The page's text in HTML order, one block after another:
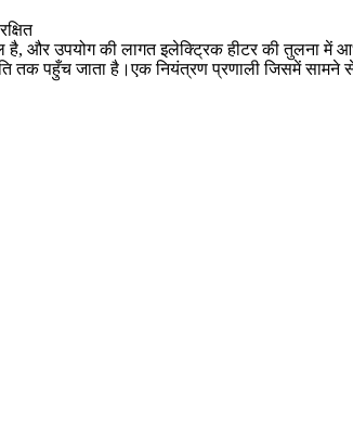
है, और उपयोग की लागत इलेक्ट्रिक हीटर की तुलना में
तक पहुँच जाता है।एक नियंत्रण प्रणाली जिसमें